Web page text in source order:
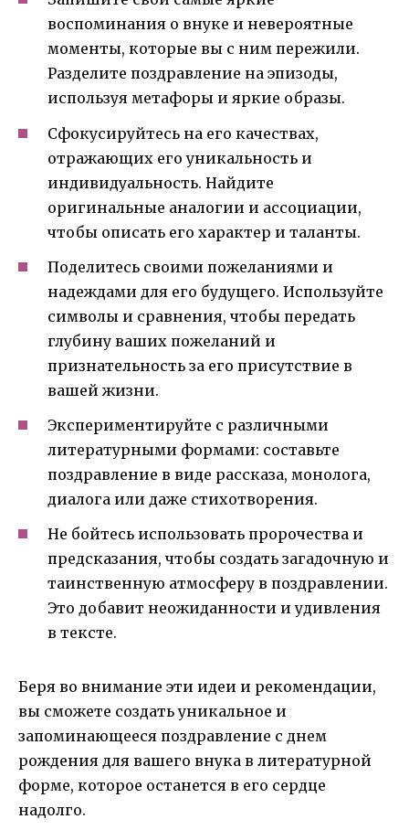
воспоминания о внуке и невероятные
моменты, которые вы с ним пережили.
Разделите поздравление на эпизоды,
используя метафоры и яркие образы.
Сфокусируйтесь на его качествах,
отражающих его уникальность и
индивидуальность. Найдите
оригинальные аналогии и ассоциации,
чтобы описать его характер и таланты.
Поделитесь своими пожеланиями и
надеждами для его будущего. Используйте
символы и сравнения, чтобы передать
глубину ваших пожеланий и
признательность за его присутствие в
вашей жизни.
Экспериментируйте с различными
литературными формами: составьте
поздравление в виде рассказа, монолога,
диалога или даже стихотворения.
Не бойтесь использовать пророчества и
предсказания, чтобы создать загадочную и
таинственную атмосферу в поздравлении.
Это добавит неожиданности и удивления
в тексте.
Беря во внимание эти идеи и рекомендации,
вы сможете создать уникальное и
запоминающееся поздравление с днем
рождения для вашего внука в литературной
форме, которое останется в его сердце
надолго.